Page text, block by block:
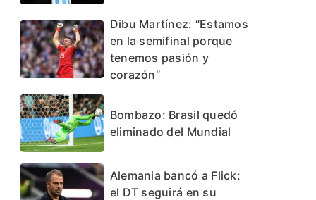
Dibu Martínez: “Estamos
en la semifinal porque
tenemos pasión y
corazón”
Bombazo: Brasil quedó
eliminado del Mundial
Alemania bancó a Flick:
el DT seguirá en su